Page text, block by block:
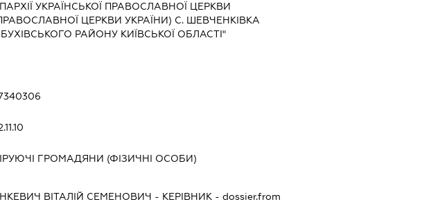
УКРАЇНСЬКОЇ ПРАВОСЛАВНОЇ ЦЕРКВИ
ЦЕРКВИ УКРАЇНИ) С. ШЕВЧЕНКІВКА
РАЙОНУ КИЇВСЬКОЇ ОБЛАСТІ"
ГРОМАДЯНИ (ФІЗИЧНІ ОСОБИ)
ВІТАЛІЙ СЕМЕНОВИЧ - КЕРІВНИК- dossier.from